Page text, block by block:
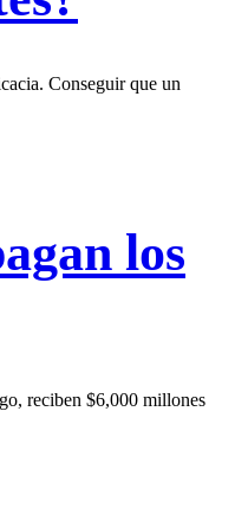
Conseguir que un
los
reciben $6,000 millones